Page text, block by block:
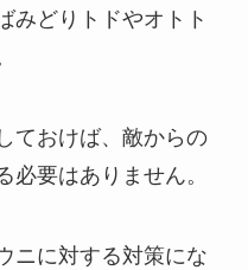
みどりトドやオトト
ておけば、敵からの
必要はありません。
ニに対する対策にな